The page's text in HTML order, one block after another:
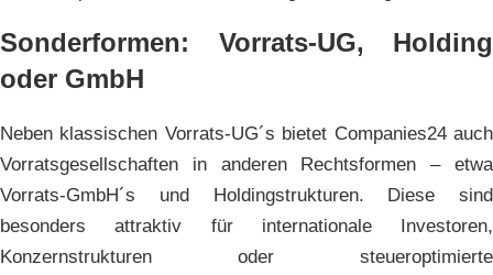
Sonderformen: Vorrats-UG, Holding
oder GmbH
Neben klassischen Vorrats-UG´s bietet Companies24 auch
Vorratsgesellschaften in anderen Rechtsformen – etwa
Vorrats-GmbH´s und Holdingstrukturen. Diese sind
besonders attraktiv für internationale Investoren,
Konzernstrukturen oder steueroptimierte